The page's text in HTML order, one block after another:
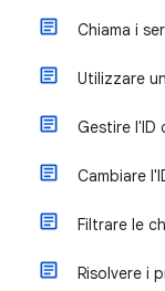
Chiama i
Utilizzare
Gestire l'ID
Cambiare
Filtrare le
Risolvere i